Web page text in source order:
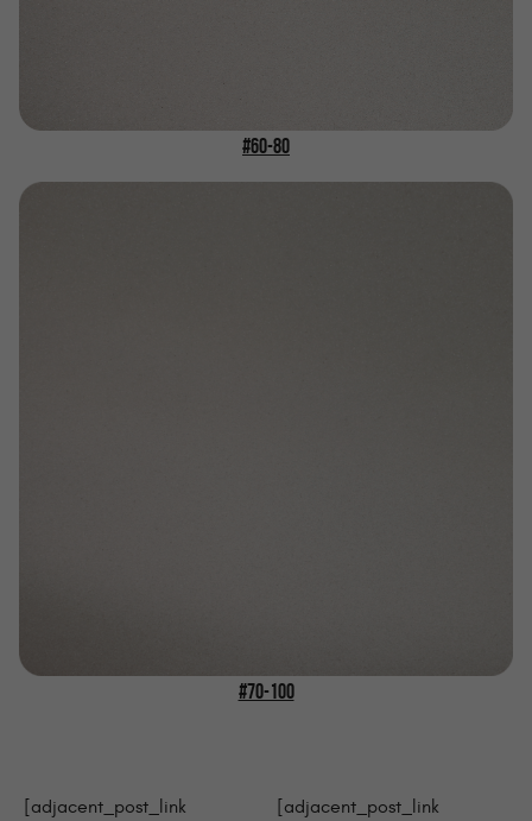
#60-80
#70-100
[adjacent_post_link
[adjacent_post_link